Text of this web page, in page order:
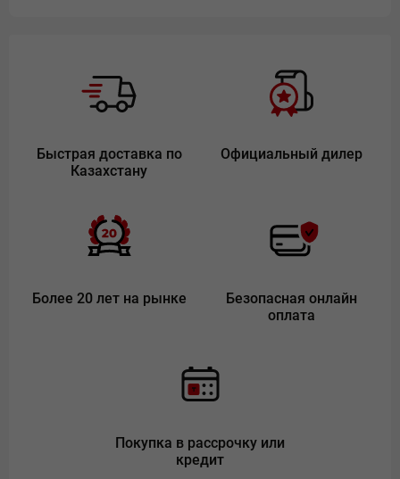
Быстрая доставка по
Казахстану
Официальный дилер
Более 20 лет на рынке
Безопасная онлайн
оплата
Покупка в рассрочку или
кредит